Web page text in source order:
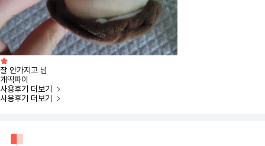
잘 안가지고 넘
개떡파이
사용후기
더보기
사용후기
더보기